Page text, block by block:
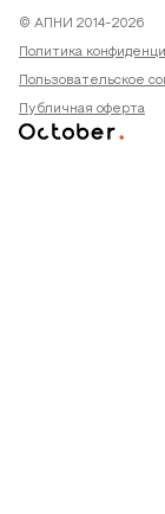
© АПНИ 2014-2026
Политика
Пользовательское
Публичная оферта